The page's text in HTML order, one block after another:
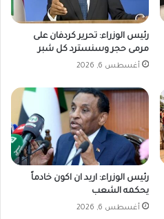
رئيس الوزراء: تحرير كردفان على
مرمى حجر وسنسترد كل شبر
أغسطس 6, 2026
رئيس الوزراء: اريد ان اكون خادماً
يحكمه الشعب
أغسطس 6, 2026